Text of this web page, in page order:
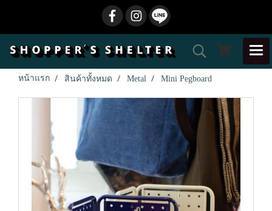
หน้าแรก สินค้าทั้งหมด Metal Mini Pegboard